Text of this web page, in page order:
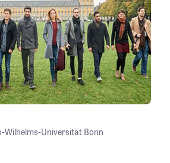
Wilhelms-Universität Bonn